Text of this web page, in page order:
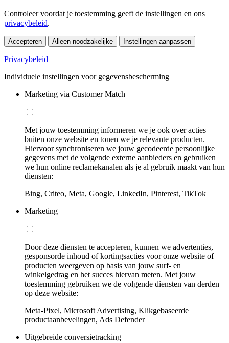
Controleer voordat je toestemming geeft de instellingen en ons
privacybeleid.
Accepteren Alleen noodzakelijke Instellingen aanpassen
Privacybeleid
Individuele instellingen voor gegevensbescherming
Marketing via Customer Match
Met jouw toestemming informeren we je ook over acties
buiten onze website en tonen we je relevante producten.
Hiervoor synchroniseren we jouw gecodeerde persoonlijke
gegevens met de volgende externe aanbieders en gebruiken
we hun online reclamekanalen als je al gebruik maakt van hun
diensten:
Bing, Criteo, Meta, Google, LinkedIn, Pinterest, TikTok
Marketing
Door deze diensten te accepteren, kunnen we advertenties,
gesponsorde inhoud of kortingsacties voor onze website of
producten weergeven op basis van jouw surf- en
winkelgedrag en het succes hiervan meten. Met jouw
toestemming gebruiken we de volgende diensten van derden
op deze website:
Meta-Pixel, Microsoft Advertising, Klikgebaseerde
productaanbevelingen, Ads Defender
Uitgebreide conversietracking